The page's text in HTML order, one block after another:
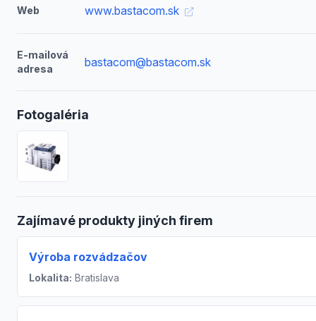
Web www.bastacom.sk
E-mailová
adresa
bastacom@bastacom.sk
Fotogaléria
Zajímavé produkty jiných firem
Výroba rozvádzačov
Lokalita: Bratislava